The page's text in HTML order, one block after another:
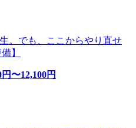
。でも、ここからやり直せ
】
円〜12,100円